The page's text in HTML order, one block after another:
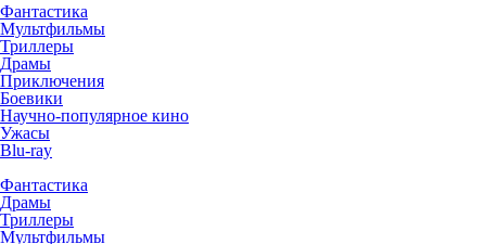
Фантастика
Мультфильмы
Триллеры
Драмы
Приключения
Боевики
Научно-популярное кино
Ужасы
Blu-ray
Фантастика
Драмы
Триллеры
Мультфильмы